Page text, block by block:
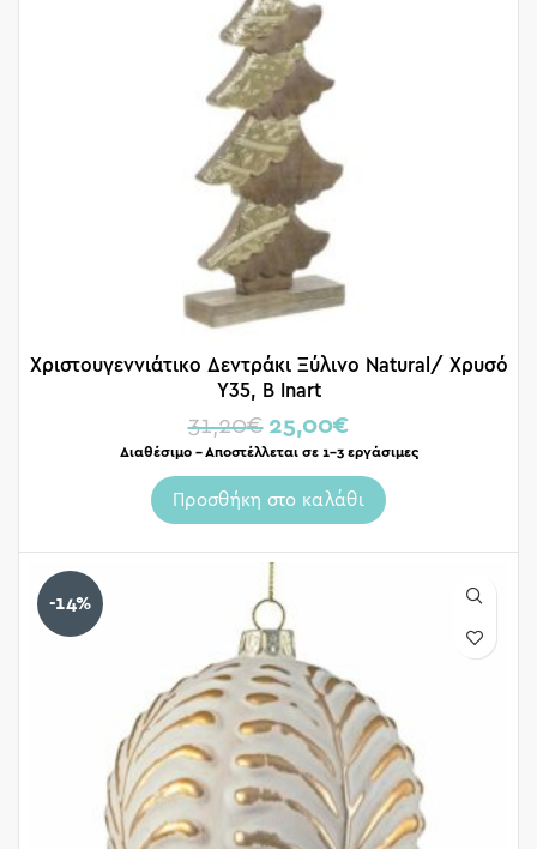
Χριστουγεννιάτικο Δεντράκι Ξύλινο Natural/ Χρυσό
Υ35, B Inart
31,20€ 25,00€
Διαθέσιμο – Αποστέλλεται σε 1-3 εργάσιμες
Προσθήκη στο καλάθι
-14%